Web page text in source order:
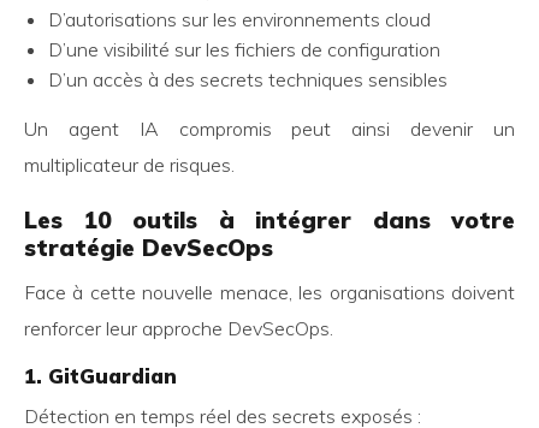
D’autorisations sur les environnements cloud
D’une visibilité sur les fichiers de configuration
D’un accès à des secrets techniques sensibles
Un agent IA compromis peut ainsi devenir un
multiplicateur de risques.
Les 10 outils à intégrer dans votre
stratégie DevSecOps
Face à cette nouvelle menace, les organisations doivent
renforcer leur approche DevSecOps.
1. GitGuardian
Détection en temps réel des secrets exposés :